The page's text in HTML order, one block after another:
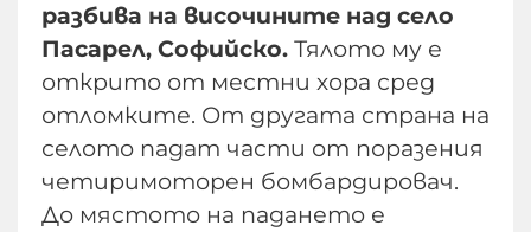
разбива на височините над село
Пасарел, Софийско. Тялото му е
открито от местни хора сред
отломките. От другата страна на
селото падат части от поразения
четиримоторен бомбардировач.
До мястото на падането е